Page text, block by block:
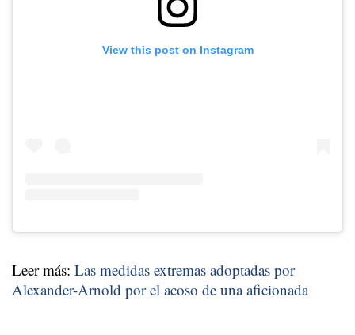
View this post on Instagram
Leer más: Las medidas extremas adoptadas por
Alexander-Arnold por el acoso de una aficionada